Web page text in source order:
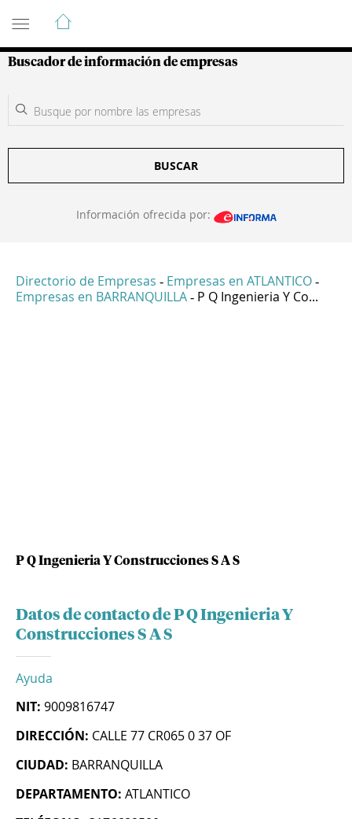
Guía de Empresas Colombianas
Buscador de información de empresas
BUSCAR
Información ofrecida por:
Directorio de Empresas - Empresas en ATLANTICO -
Empresas en BARRANQUILLA - P Q Ingenieria Y Co...
P Q Ingenieria Y Construcciones S A S
Datos de contacto de P Q Ingenieria Y
Construcciones S A S
Ayuda
NIT: 9009816747
DIRECCIÓN: CALLE 77 CR065 0 37 OF
CIUDAD: BARRANQUILLA
DEPARTAMENTO: ATLANTICO